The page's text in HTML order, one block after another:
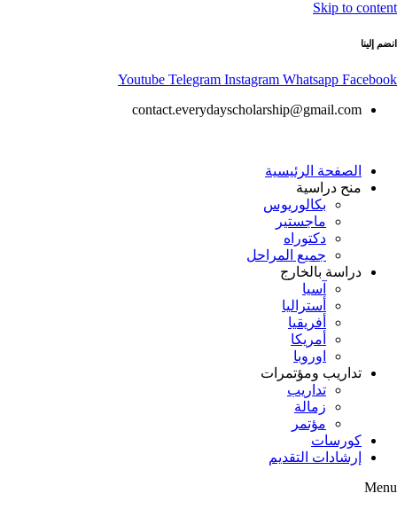
Skip to content
انضم إلينا
Youtube Telegram Instagram Whatsapp Facebook
contact.everydayscholarship@gmail.com
الصفحة الرئيسية
منح دراسية
بكالوريوس
ماجستير
دكتوراه
جميع المراحل
دراسة بالخارج
آسيا
أستراليا
أفريقيا
أمريكا
اوروبا
تداريب ومؤتمرات
تداريب
زمالة
مؤتمر
كورسات
إرشادات التقديم
Menu